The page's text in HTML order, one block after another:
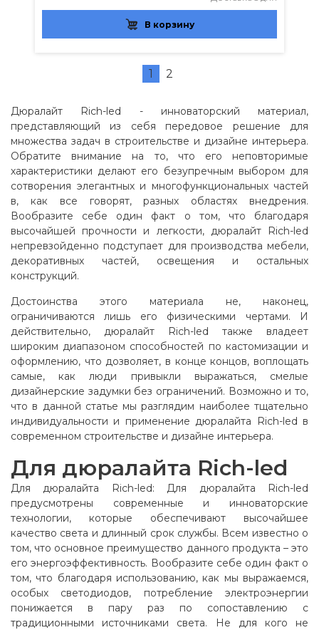
В корзину
1 2
Дюралайт Rich-led - инноваторский материал,
представляющий из себя передовое решение для
множества задач в строительстве и дизайне интерьера.
Обратите внимание на то, что его неповторимые
характеристики делают его безупречным выбором для
сотворения элегантных и многофункциональных частей
в, как все говорят, разных областях внедрения.
Вообразите себе один факт о том, что благодаря
высочайшей прочности и легкости, дюралайт Rich-led
непревзойденно подступает для производства мебели,
декоративных частей, освещения и остальных
конструкций.
Достоинства этого материала не, наконец,
ограничиваются лишь его физическими чертами. И
действительно, дюралайт Rich-led также владеет
широким диапазоном способностей по кастомизации и
оформлению, что дозволяет, в конце концов, воплощать
самые, как люди привыкли выражаться, смелые
дизайнерские задумки без ограничений. Возможно и то,
что в данной статье мы разглядим наиболее тщательно
индивидуальности и применение дюралайта Rich-led в
современном строительстве и дизайне интерьера.
Для дюралайта Rich-led
Для дюралайта Rich-led: Для дюралайта Rich-led
предусмотрены современные и инноваторские
технологии, которые обеспечивают высочайшее
качество света и длинный срок службы. Всем известно о
том, что основное преимущество данного продукта – это
его энергоэффективность. Вообразите себе один факт о
том, что благодаря использованию, как мы выражаемся,
особых светодиодов, потребление электроэнергии
понижается в пару раз по сопоставлению с
традиционными источниками света. Не для кого не